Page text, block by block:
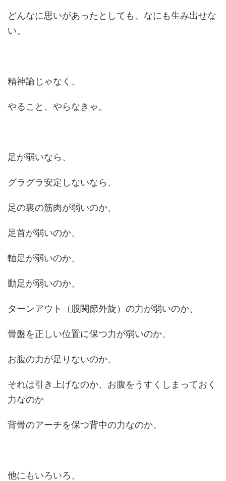
どんなに思いがあったとしても、なにも生み出せな
い。
精神論じゃなく、
やること、やらなきゃ。
足が弱いなら、
グラグラ安定しないなら、
足の裏の筋肉が弱いのか、
足首が弱いのか、
軸足が弱いのか、
動足が弱いのか、
ターンアウト（股関節外旋）の力が弱いのか、
骨盤を正しい位置に保つ力が弱いのか、
お腹の力が足りないのか、
それは引き上げなのか、お腹をうすくしまっておく
力なのか
背骨のアーチを保つ背中の力なのか、
他にもいろいろ、